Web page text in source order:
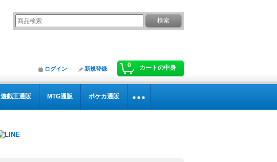
0 カートの中身
ログイン 新規登録
遊戯王通販 MTG通販 ポケカ通販